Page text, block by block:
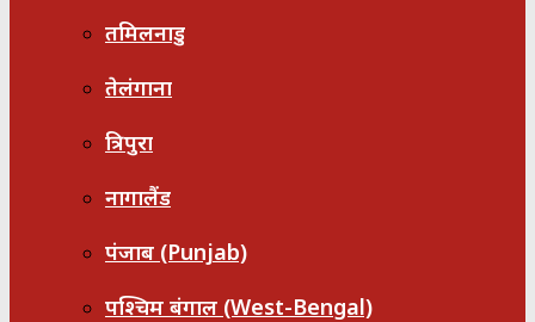
तमिलनाडु
तेलंगाना
त्रिपुरा
नागालैंड
पंजाब (Punjab)
पश्चिम बंगाल (West-Bengal)